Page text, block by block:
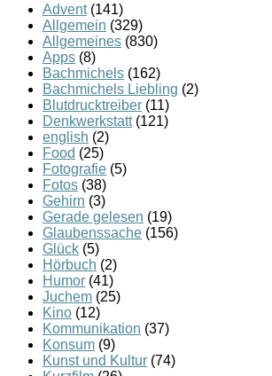
Advent(141)
Allgemein (329)
Allgemeines (830)
Apps (8)
Bachmichels (162)
Bachmichels Liebling (2)
Blutdrucktreiber (11)
Denkwerkstatt(121)
english (2)
Food (25)
Fotografie (5)
Fotos (38)
Gehirn (3)
Gerade gelesen (19)
Glaubenssache (156)
Glück (5)
Hörbuch (2)
Humor (41)
Juchem (25)
Kino (12)
Kommunikation (37)
Konsum (9)
Kunst und Kultur (74)